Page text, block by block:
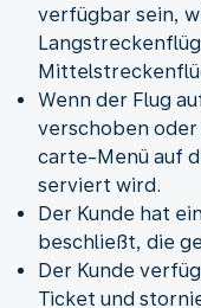
verfügbar sein,
Wenn der Flug
verschoben
carte-Menü auf
serviert wird.
Der Kunde hat
beschließt, die
Der Kunde
Ticket und